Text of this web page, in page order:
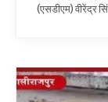
(एसडीएम) वीरेंद्र